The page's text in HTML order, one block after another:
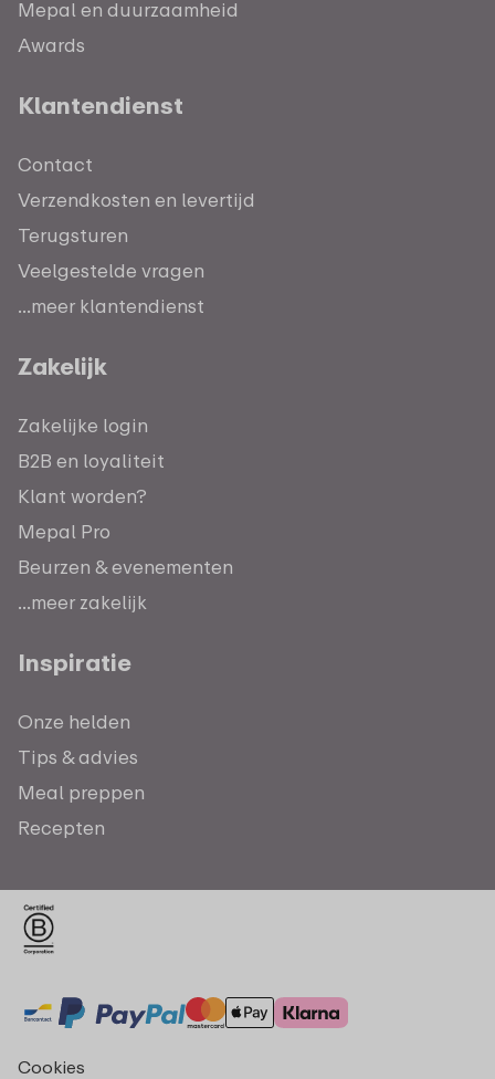
Mepal en duurzaamheid
Awards
Klantendienst
Contact
Verzendkosten en levertijd
Terugsturen
Veelgestelde vragen
...meer klantendienst
Zakelijk
Zakelijke login
B2B en loyaliteit
Klant worden?
Mepal Pro
Beurzen & evenementen
...meer zakelijk
Inspiratie
Onze helden
Tips & advies
Meal preppen
Recepten
Cookies